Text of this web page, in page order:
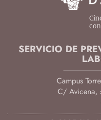
SERVICIO DE
Campus
C/ Avicena,